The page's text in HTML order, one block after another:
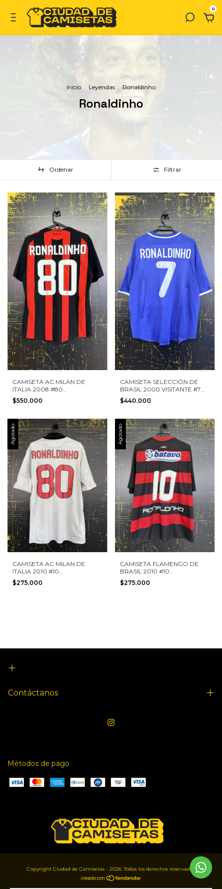
0
Inicio . Leyendas . Ronaldinho
Ronaldinho
Ordenar Filtrar
CAMISETA AC MILAN DE
ITALIA 2008 #80
RONALDINHO ADIDAS TALLA
S VERSION JUGADOR
$550.000
CAMISETA SELECCIÓN DE
BRASIL 2000 VISITANTE #7
RONALDINHO NIKE TALLA L
$440.000
Agotado
CAMISETA AC MILAN DE
ITALIA 2010 #10
RONALDINHO ADIDAS TALLA
L
$275.000
Agotado
CAMISETA FLAMENGO DE
BRASIL 2010 #10
RONALDINHO OLYMPIKUS
TALLA L
$275.000
Contáctanos
Métodos de pago
Copyright Ciudad de Camisetas - 2026. Todos los derechos reservados.